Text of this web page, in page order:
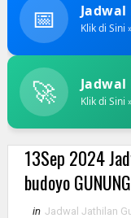
📅 Klik di Sini
🚀 Jadwal
Klik di Sini
13Sep 2024
budoyo
in Jadwal Jathilan